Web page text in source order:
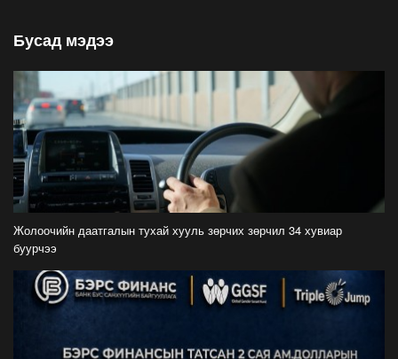
2026-07-22
С.Амарсайхан: Фэйсбүүкээр ангийн групп чат
нээдэг, үүгээр даалгавраа өгдгийг зогсоож,
хаана
2026-07-21
ФОТО: Тажикистан Улсын Ерөнхийлөгчийн
2026-07-21
"Улсын цолд хүрсэн бөхчүүдээс допинг
илрээгүй, аймгийн цолтой нэг бөхөөс илэрсэн
Бусад мэдээ
Жолоочийн даатгалын тухай хууль зөрчих зөрчил 34 хувиар
буурчээ